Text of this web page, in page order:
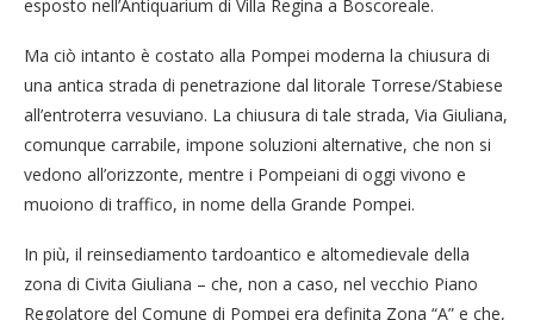
esposto nell’Antiquarium di Villa Regina a Boscoreale.
Ma ciò intanto è costato alla Pompei moderna la chiusura di
una antica strada di penetrazione dal litorale Torrese/Stabiese
all’entroterra vesuviano. La chiusura di tale strada, Via Giuliana,
comunque carrabile, impone soluzioni alternative, che non si
vedono all’orizzonte, mentre i Pompeiani di oggi vivono e
muoiono di traffico, in nome della Grande Pompei.
In più, il reinsediamento tardoantico e altomedievale della
zona di Civita Giuliana – che, non a caso, nel vecchio Piano
Regolatore del Comune di Pompei era definita Zona “A” e che,